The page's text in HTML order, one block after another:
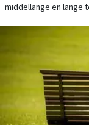
middellange en lange